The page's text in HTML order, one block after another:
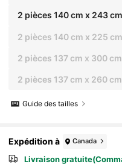
2 pièces 140 cm x 243 cm
2 pièces 140 cm x 225 cm
2 pièces 137 cm x 300 cm
2 pièces 137 cm x 260 cm
Guide des tailles
Expédition à Canada
Livraison